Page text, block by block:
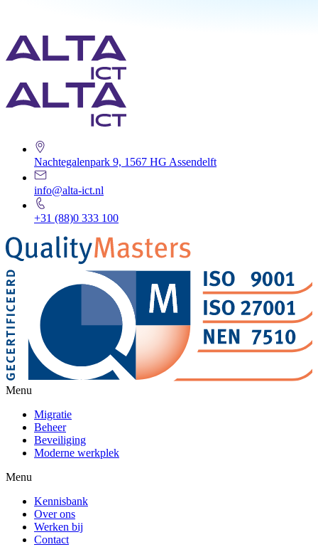
Nachtegalenpark 9, 1567 HG Assendelft
info@alta-ict.nl
+31 (88)0 333 100
Menu
Migratie
Beheer
Beveiliging
Moderne werkplek
Menu
Kennisbank
Over ons
Werken bij
Contact